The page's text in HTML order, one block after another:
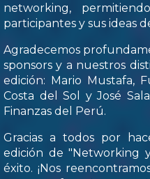
networking,
participantes y sus ideas
Agradecemos
sponsors y a nuestros
edición: Mario Mustafa,
Costa del Sol y José
Finanzas del Perú.
Gracias a todos por
edición de "Networking
éxito. ¡Nos